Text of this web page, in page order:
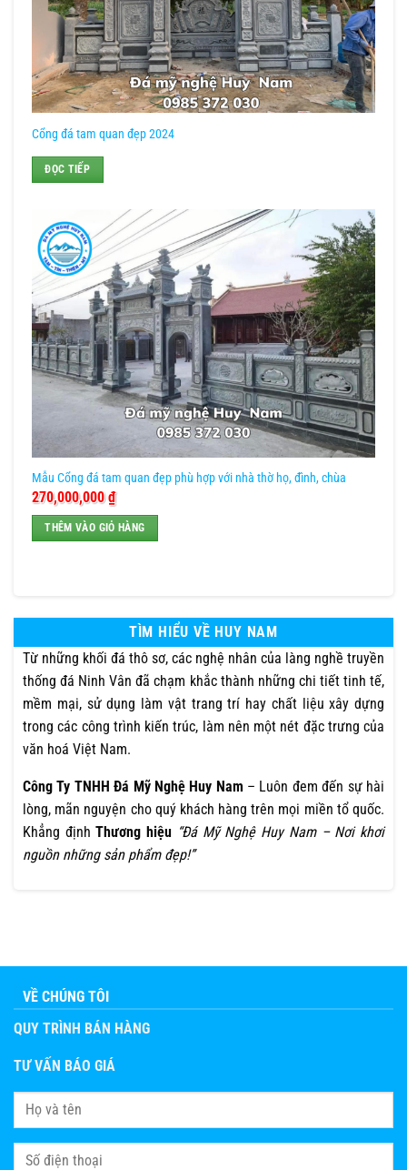
Cổng đá tam quan đẹp 2024
ĐỌC TIẾP
Mẫu Cổng đá tam quan đẹp phù hợp với nhà thờ họ, đình, chùa
270,000,000₫
THÊM VÀO GIỎ HÀNG
TÌM HIỂU VỀ HUY NAM
Từ những khối đá thô sơ, các nghệ nhân của làng nghề truyền
thống đá Ninh Vân đã chạm khắc thành những chi tiết tinh tế,
mềm mại, sử dụng làm vật trang trí hay chất liệu xây dựng
trong các công trình kiến trúc, làm nên một nét đặc trưng của
văn hoá Việt Nam.
Công Ty TNHH Đá Mỹ Nghệ Huy Nam – Luôn đem đến sự hài
lòng, mãn nguyện cho quý khách hàng trên mọi miền tổ quốc.
Khẳng địnhThương hiệu “Đá Mỹ Nghệ Huy Nam – Nơi khơi
nguồn những sản phẩm đẹp!”
VỀ CHÚNG TÔI
QUY TRÌNH BÁN HÀNG
TƯ VẤN BÁO GIÁ